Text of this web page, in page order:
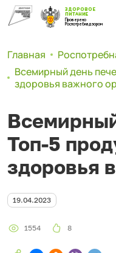
ЗДОРОВОЕ
ПИТАНИЕ
Проверено
Роспотребнадзором
Главная
Всемирный день
здоровья важного
Топ-5
здоровья
19.04.2023
1554 8